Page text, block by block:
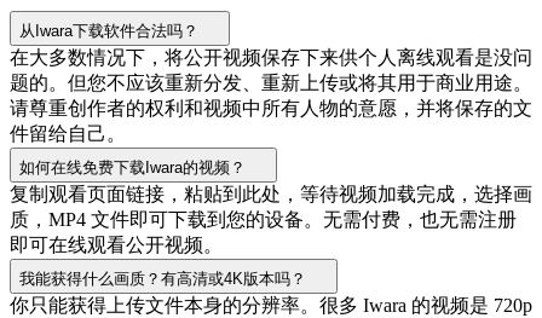
从Iwara下载软件合法吗？
在大多数情况下，将公开视频保存下来供个人离线观看是没问
题的。但您不应该重新分发、重新上传或将其用于商业用途。
请尊重创作者的权利和视频中所有人物的意愿，并将保存的文
件留给自己。
如何在线免费下载Iwara的视频？
复制观看页面链接，粘贴到此处，等待视频加载完成，选择画
质，MP4 文件即可下载到您的设备。无需付费，也无需注册
即可在线观看公开视频。
我能获得什么画质？有高清或4K版本吗？
你只能获得上传文件本身的分辨率。很多 Iwara 的视频是 720p